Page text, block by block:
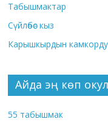
Табышмактар
Сүйлөбөс кыз
Карышкырдын
Айда эң көп
55 табышмак